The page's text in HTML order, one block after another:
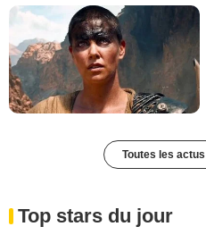
Toutes les
Top stars du jour